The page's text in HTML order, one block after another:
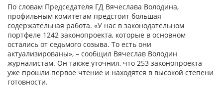
По словам Председателя ГД Вячеслава Володина,
профильным комитетам предстоит большая
содержательная работа. «У нас в законодательном
портфеле 1242 законопроекта, которые в основном
остались от седьмого созыва. То есть они
актуализированы», – сообщил Вячеслав Володин
журналистам. Он также уточнил, что 253 законопроекта
уже прошли первое чтение и находятся в высокой степени
готовности.